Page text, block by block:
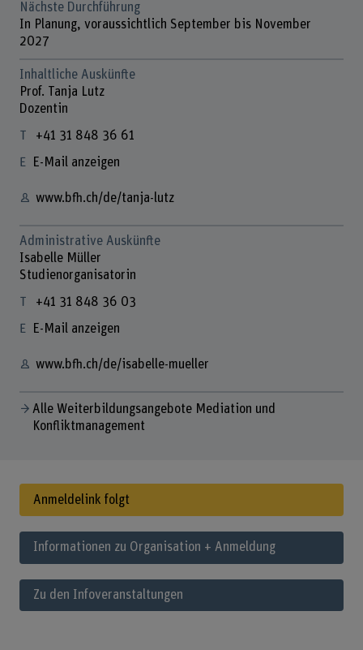
Nächste Durchführung
In Planung, voraussichtlich September bis November
2027
Inhaltliche Auskünfte
Prof. Tanja Lutz
Dozentin
+41 31 848 36 61
E-Mail anzeigen
www.bfh.ch/de/tanja-lutz
Administrative Auskünfte
Isabelle Müller
Studienorganisatorin
+41 31 848 36 03
E-Mail anzeigen
www.bfh.ch/de/isabelle-mueller
Alle Weiterbildungsangebote Mediation und
Konfliktmanagement
Anmeldelink folgt
Informationen zu Organisation + Anmeldung
Zu den Infoveranstaltungen